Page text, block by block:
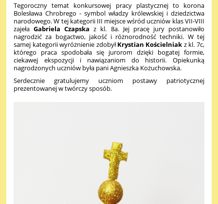
Tegoroczny temat konkursowej pracy plastycznej to korona
Bolesława Chrobrego - symbol władzy królewskiej i dziedzictwa
narodowego. W tej kategorii III miejsce wśród uczniów klas VII-VIII
zajełaGabriela Czapska z kl. 8a. Jej pracę jury postanowiło
nagrodzić za bogactwo, jakość i różnorodność techniki. W tej
samej kategorii wyróżnienie zdobyłKrystian Kościelniak z kl. 7c,
którego praca spodobała się jurorom dzięki bogatej formie,
ciekawej ekspozycji i nawiązaniom do historii. Opiekunką
nagrodzonych uczniów była pani Agnieszka Kożuchowska.
Serdecznie gratulujemy uczniom postawy patriotycznej
prezentowanej w twórczy sposób.